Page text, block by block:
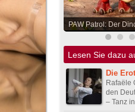
PAW Patrol: Der
Lesen Sie dazu
Die
Rafaële
den
– Tanz